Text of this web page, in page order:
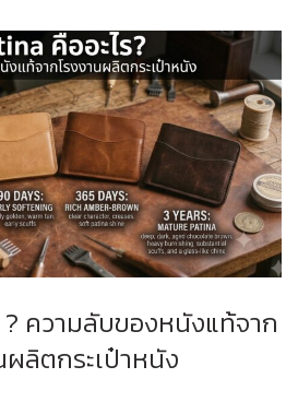
? ความลับของหนังแท้จาก
ผลิตกระเป๋าหนัง